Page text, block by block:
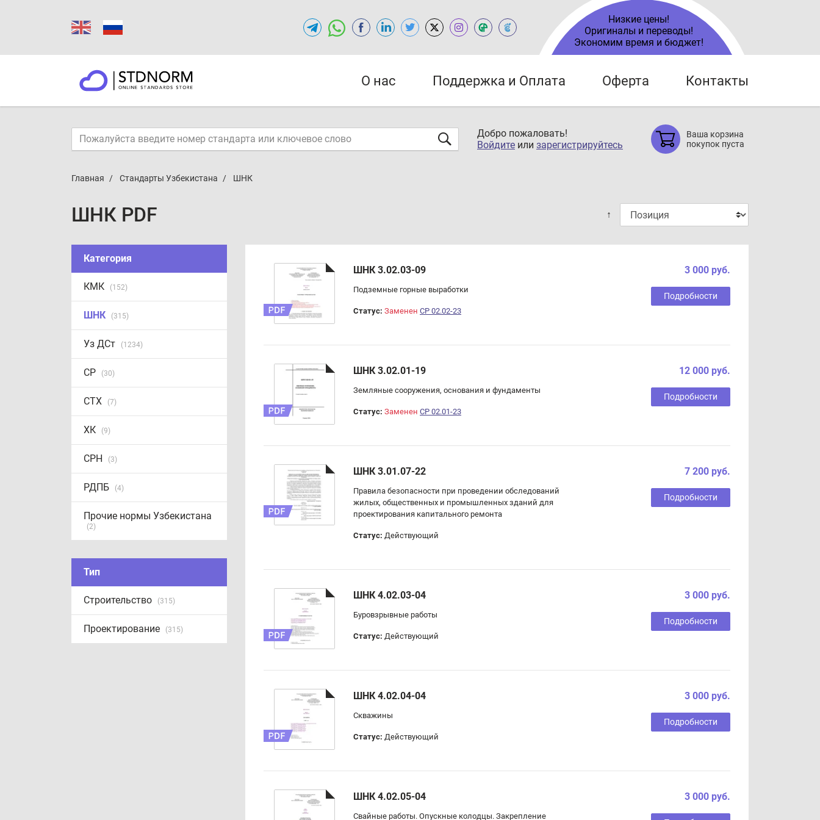
Низкие цены!
Оригиналы и переводы!
Экономим время и бюджет!
О нас Поддержка и Оплата Оферта Контакты
Добро пожаловать!
Войдите или зарегистрируйтесь
Ваша корзина
покупок пуста
Главная Стандарты Узбекистана ШНК
ШНК PDF
Категория
КМК (152)
ШНК (315)
Уз ДСт (1234)
СР (30)
СТХ (7)
ХК (9)
СРН (3)
РДПБ (4)
Прочие нормы Узбекистана
(2)
Тип
Строительство (315)
Проектирование (315)
↑
ШНК 3.02.03-09
Подземные горные выработки
Статус: Заменен СР 02.02-23
3 000 руб.
Подробности
ШНК 3.02.01-19
Земляные сооружения, основания и фундаменты
Статус: Заменен СР 02.01-23
12 000 руб.
Подробности
ШНК 3.01.07-22
Правила безопасности при проведении обследований
жилых, общественных и промышленных зданий для
проектирования капитального ремонта
Статус: Действующий
7 200 руб.
Подробности
ШНК 4.02.03-04
Буровзрывные работы
Статус: Действующий
3 000 руб.
Подробности
ШНК 4.02.04-04
Скважины
Статус: Действующий
3 000 руб.
Подробности
ШНК 4.02.05-04
Свайные работы. Опускные колодцы. Закрепление
3 000 руб.